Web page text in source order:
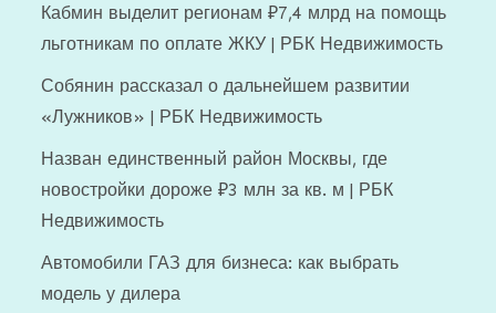
Кабмин выделит регионам ₽7,4 млрд на помощь
льготникам по оплате ЖКУ | РБК Недвижимость
Собянин рассказал о дальнейшем развитии
«Лужников» | РБК Недвижимость
Назван единственный район Москвы, где
новостройки дороже ₽3 млн за кв. м | РБК
Недвижимость
Автомобили ГАЗ для бизнеса: как выбрать
модель у дилера